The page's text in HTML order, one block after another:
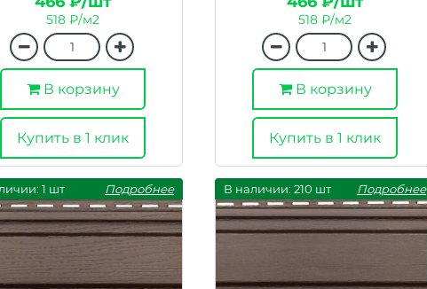
518 ₽/м2
В корзину
Купить в 1 клик
518 ₽/м2
В корзину
Купить в 1 клик
1 шт Подробнее В наличии: 210 шт Подробнее